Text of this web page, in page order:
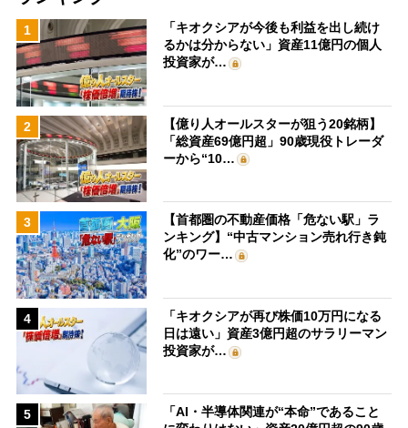
1
「キオクシアが今後も利益を出し続け
るかは分からない」資産11億円の個人
投資家が…
2
【億り人オールスターが狙う20銘柄】
「総資産69億円超」90歳現役トレーダ
ーから“10…
3
【首都圏の不動産価格「危ない駅」ラ
ンキング】“中古マンション売れ行き鈍
化”のワー…
4
「キオクシアが再び株価10万円になる
日は遠い」資産3億円超のサラリーマン
投資家が…
5
「AI・半導体関連が“本命”であること